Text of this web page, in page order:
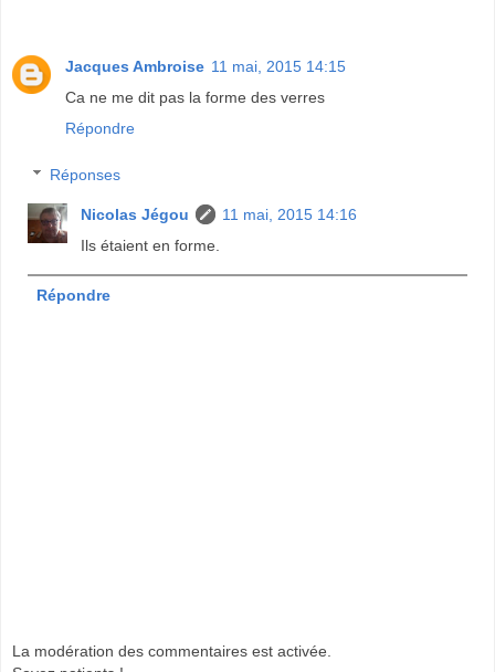
Jacques Ambroise 11 mai, 2015 14:15
Ca ne me dit pas la forme des verres
Répondre
Réponses
Nicolas Jégou
11 mai, 2015 14:16
Ils étaient en forme.
Répondre
La modération des commentaires est activée.